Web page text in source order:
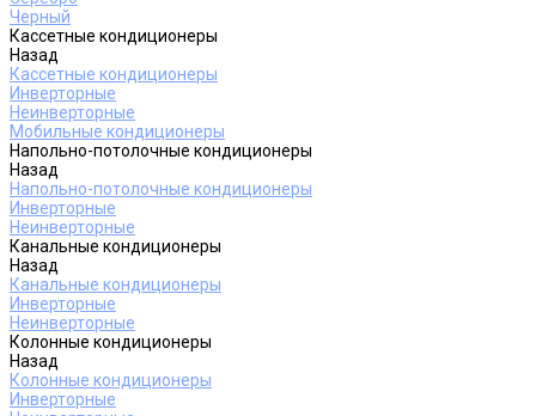
Черный
Кассетные кондиционеры
Назад
Кассетные кондиционеры
Инверторные
Неинверторные
Мобильные кондиционеры
Напольно-потолочные кондиционеры
Назад
Напольно-потолочные кондиционеры
Инверторные
Неинверторные
Канальные кондиционеры
Назад
Канальные кондиционеры
Инверторные
Неинверторные
Колонные кондиционеры
Назад
Колонные кондиционеры
Инверторные